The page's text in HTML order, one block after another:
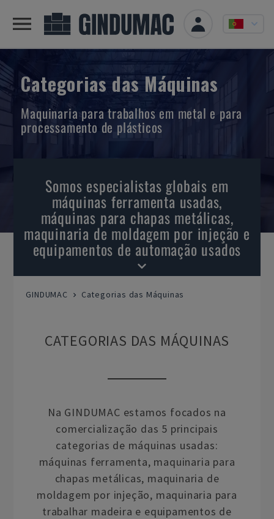
Categorias das Máquinas
Maquinaria para trabalhos em metal e para
processamento de plásticos
Somos especialistas globais em
máquinas ferramenta usadas,
máquinas para chapas metálicas,
maquinaria de moldagem por injeção e
equipamentos de automação usados
GINDUMAC Categorias das Máquinas
CATEGORIAS DAS MÁQUINAS
Na GINDUMAC estamos focados na
comercialização das 5 principais
categorias de máquinas usadas:
máquinas ferramenta, maquinaria para
chapas metálicas, maquinaria de
moldagem por injeção, maquinaria para
trabalhar madeira e equipamentos de